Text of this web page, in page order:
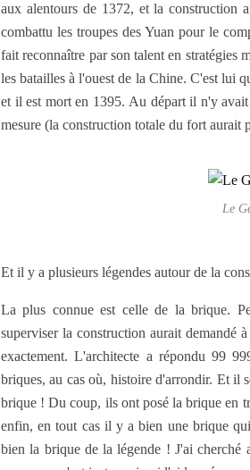
aux alentours de 1372, et la construction
combattu les troupes des Yuan pour le
fait reconnaître par son talent en stratégies
les batailles à l'ouest de la Chine. C'est lui
et il est mort en 1395. Au départ il n'y
mesure (la construction totale du fort aurait
Le
Et il y a plusieurs légendes autour de la
La plus connue est celle de la brique.
superviser la construction aurait demandé
exactement. L'architecte a répondu 99
briques, au cas où, histoire d'arrondir. Et il
brique ! Du coup, ils ont posé la brique en
enfin, en tout cas il y a bien une brique
bien la brique de la légende ! J'ai cherché